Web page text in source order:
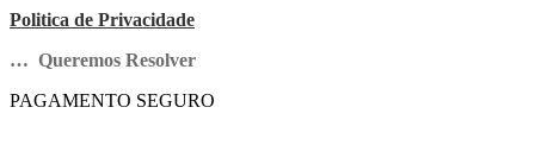
Politica de Privacidade
… Queremos Resolver
PAGAMENTO SEGURO